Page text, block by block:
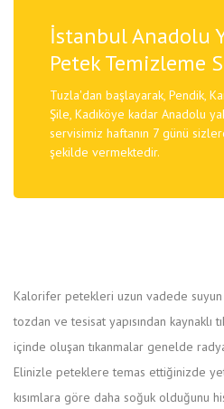
İstanbul Anadolu
Petek Temizleme
Tuzla'dan başlayarak, Pendik,
Şile, Kadıköye kadar Anadolu
servisimiz haftanın 7 günü
şekilde vermektedir.
Kalorifer petekleri uzun vadede suyun
tozdan ve tesisat yapısından kaynaklı
içinde oluşan tıkanmalar genelde
Elinizle peteklere temas ettiğinizde
kısımlara göre daha soğuk olduğunu